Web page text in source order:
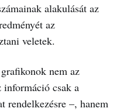
alakulását az
az
veletek.
nem az
információ csak a
rendelkezésre –, hanem